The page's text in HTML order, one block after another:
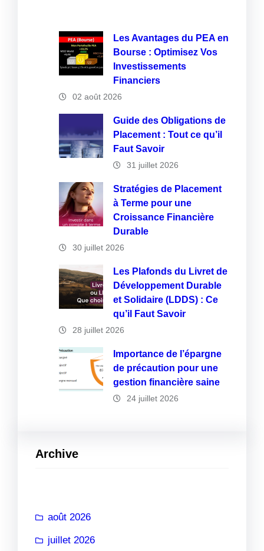
Les Avantages du PEA en
Bourse : Optimisez Vos
Investissements
Financiers
02 août 2026
Guide des Obligations de
Placement : Tout ce qu’il
Faut Savoir
31 juillet 2026
Stratégies de Placement
à Terme pour une
Croissance Financière
Durable
30 juillet 2026
Les Plafonds du Livret de
Développement Durable
et Solidaire (LDDS) : Ce
qu’il Faut Savoir
28 juillet 2026
Importance de l’épargne
de précaution pour une
gestion financière saine
24 juillet 2026
Archive
août 2026
juillet 2026